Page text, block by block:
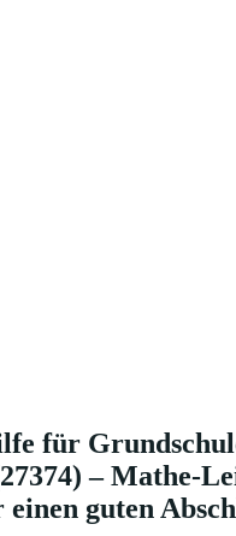
für
– Mathe-
guten